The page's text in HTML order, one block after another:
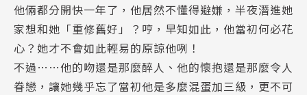
他倆都分開快一年了，他居然不懂得避嫌，半夜潛進她
家想和她「重修舊好」？哼，早知如此，他當初何必花
心？她才不會如此輕易的原諒他咧！
不過……他的吻還是那麼醉人、他的懷抱還是那麼令人
眷戀，讓她幾乎忘了當初他是多麼混蛋加三級，更不可